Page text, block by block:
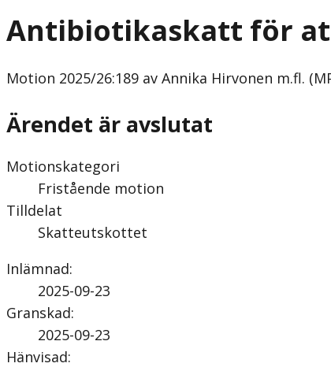
Antibiotikaskatt för
Motion 2025/26:189 av Annika Hirvonen m.fl.
Ärendet är avslutat
Motionskategori
Fristående motion
Tilldelat
Skatteutskottet
Inlämnad:
2025-09-23
Granskad:
2025-09-23
Hänvisad: